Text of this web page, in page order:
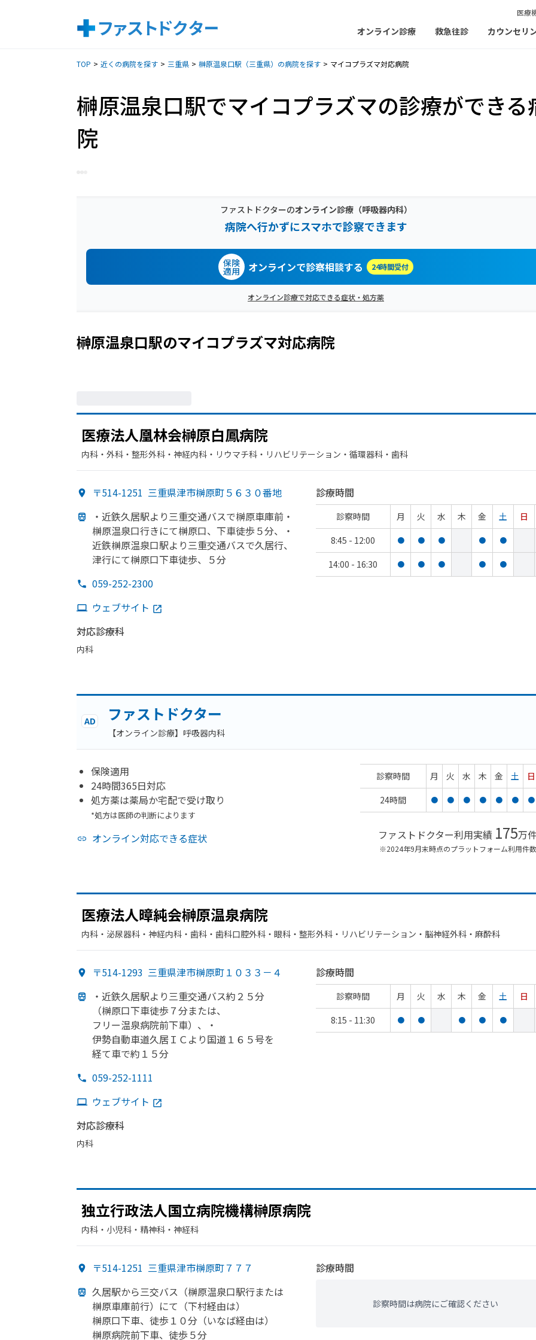
医療
オンライン診療 救急往診 カウンセリ
TOP 近くの病院を探す 三重県 榊原温泉口駅（三重県）の病院を探す マイコプラズマ対応病院
榊原温泉口駅でマイコプラズマの診療ができる
院
ファストドクターのオンライン診療（呼吸器内科）
病院へ行かずにスマホで診察できます
保険
適用 オンラインで診察相談する 24時間受付
オンライン診療で対応できる症状・処方薬
榊原温泉口駅のマイコプラズマ対応病院
医療法人凰林会榊原白鳳病院
内科・​外科・​整形外科・​神経内科・​リウマチ科・​リハビリテーション・​循環器科・​歯科
〒514-1251 三重県津市榊原町５６３０番地
・近鉄久居駅より三重交通バスで榊原車庫前・
榊原温泉口行きにて榊原口、 下車徒歩５分、
・
近鉄榊原温泉口駅より三重交通バスで久居行、
津行にて榊原口下車徒歩、 ５分
059-252-2300
ウェブサイト
対応診療科
内科
診療時間
診察時間 月 火 水 木 金 土
日
8:45 - 12:00
● ● ● ● ●
14:00 - 16:30 ● ● ● ● ●
AD ファストドクター
【オンライン診療】呼吸器内科
保険適用
24時間365日対応
処方薬は薬局か宅配で受け取り
*処方は医師の判断によります
オンライン対応できる症状
診察時間 月 火 水 木 金 土
日
24時間
● ● ● ● ● ● ●
ファストドクター利用実績 175万
※2024年9月末時点のプラットフォーム利用件数
医療法人暲純会榊原温泉病院
内科・​泌尿器科・​神経内科・​歯科・​歯科口腔外科・​眼科・​整形外科・​リハビリテーション・​脳神経外科・​麻酔科
〒514-1293 三重県津市榊原町１０３３－４
・近鉄久居駅より三重交通バス約２５分
（榊原口下車徒歩７分または、
フリー温泉病院前下車）、
・
伊勢自動車道久居ＩＣより国道１６５号を
経て車で約１５分
059-252-1111
ウェブサイト
対応診療科
内科
診療時間
診察時間 月 火 水 木 金 土
日
8:15 - 11:30
● ● ● ● ●
独立行政法人国立病院機構榊原病院
内科・​小児科・​精神科・神経科
〒514-1251 三重県津市榊原町７７７
久居駅から三交バス （榊原温泉口駅行または
榊原車庫前行）にて （下村経由は）
榊原口下車、 徒歩１０分 （いなば経由は）
榊原病院前下車、 徒歩５分
診療時間
診察時間は病院にご確認ください